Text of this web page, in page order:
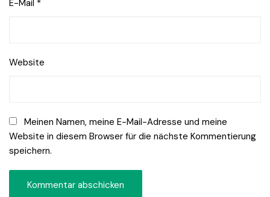
E-Mail *
Website
Meinen Namen, meine E-Mail-Adresse und meine
Website in diesem Browser für die nächste Kommentierung
speichern.